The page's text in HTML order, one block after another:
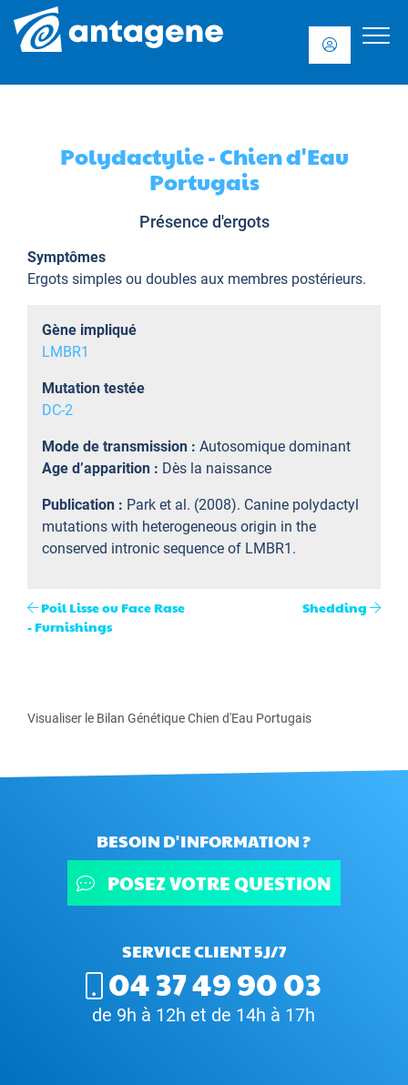
Polydactylie - Chien d'Eau
Portugais
Présence d'ergots
Symptômes
Ergots simples ou doubles aux membres postérieurs.
Gène impliqué
LMBR1
Mutation testée
DC-2
Mode de transmission : Autosomique dominant
Age d’apparition : Dès la naissance
Publication : Park et al. (2008). Canine polydactyl
mutations with heterogeneous origin in the
conserved intronic sequence of LMBR1.
Poil Lisse ou Face Rase
- Furnishings
Shedding
Visualiser le Bilan Génétique Chien d'Eau Portugais
BESOIN D'INFORMATION ?
POSEZ VOTRE QUESTION
SERVICE CLIENT 5J/7
04 37 49 90 03
de 9h à 12h et de 14h à 17h